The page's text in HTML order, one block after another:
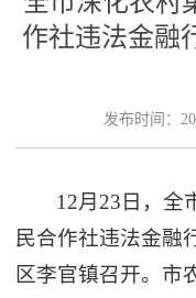
作社违法金融
发布时间：
12月23日，全
民合作社违法金融
区李官镇召开。市